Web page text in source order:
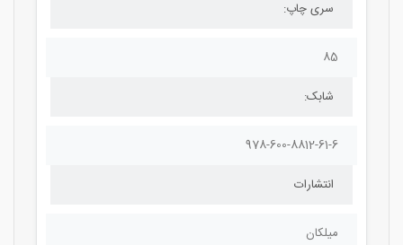
سری چاپ:
85
شابک:
978-600-8812-61-6
انتشارات
میلکان